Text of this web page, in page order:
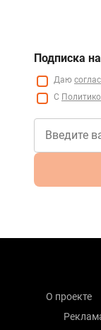
Подписка
Даю
С
О проекте